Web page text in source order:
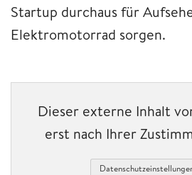
Startup durchaus für
Elektromotorrad sorgen.
Dieser externe Inhalt
erst nach Ihrer